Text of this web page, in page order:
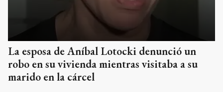
La esposa de Aníbal Lotocki denunció un
robo en su vivienda mientras visitaba a su
marido en la cárcel